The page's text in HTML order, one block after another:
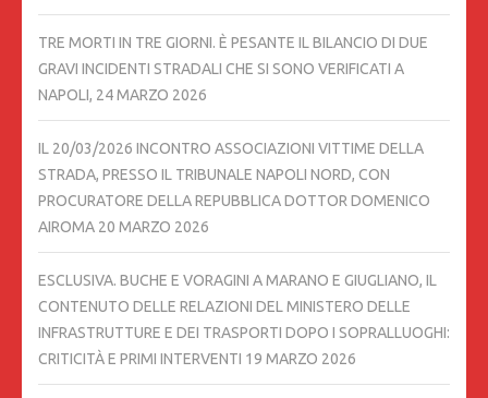
TRE MORTI IN TRE GIORNI. È PESANTE IL BILANCIO DI DUE
GRAVI INCIDENTI STRADALI CHE SI SONO VERIFICATI A
NAPOLI, 24 MARZO 2026
IL 20/03/2026 INCONTRO ASSOCIAZIONI VITTIME DELLA
STRADA, PRESSO IL TRIBUNALE NAPOLI NORD, CON
PROCURATORE DELLA REPUBBLICA DOTTOR DOMENICO
AIROMA 20 MARZO 2026
ESCLUSIVA. BUCHE E VORAGINI A MARANO E GIUGLIANO, IL
CONTENUTO DELLE RELAZIONI DEL MINISTERO DELLE
INFRASTRUTTURE E DEI TRASPORTI DOPO I SOPRALLUOGHI:
CRITICITÀ E PRIMI INTERVENTI 19 MARZO 2026